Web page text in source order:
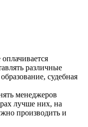
различные
судебная
менеджеров
лучше них, на
производить и